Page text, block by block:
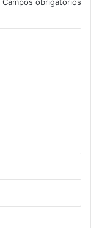
Campos obrigatórios